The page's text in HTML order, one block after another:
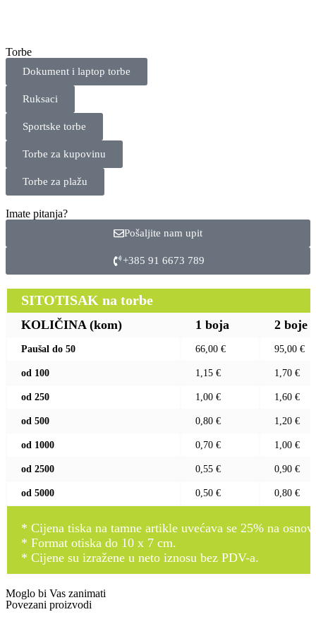
Torbe
Dokument i laptop torbe
Ruksaci
Sportske torbe
Torbe za kupovinu
Torbe za plažu
Imate pitanja?
Pošaljite nam upit
+385 91 6673 789
SITOTISAK na torbe
KOLIČINA (kom) 1 boja 2 boje
Paušal do 50 66,00 € 95,00 €
od 100 1,15 € 1,70 €
od 250 1,00 € 1,60 €
od 500 0,80 € 1,20 €
od 1000 0,70 € 1,00 €
od 2500 0,55 € 0,90 €
od 5000 0,50 € 0,80 €
* Cijena tiska na tamne artikle uvećava se 25% na
* Format otiska do 10 x 7 cm.
* Cijene su izražene u neto iznosu bez PDV-a.
Moglo bi Vas zanimati
Povezani proizvodi